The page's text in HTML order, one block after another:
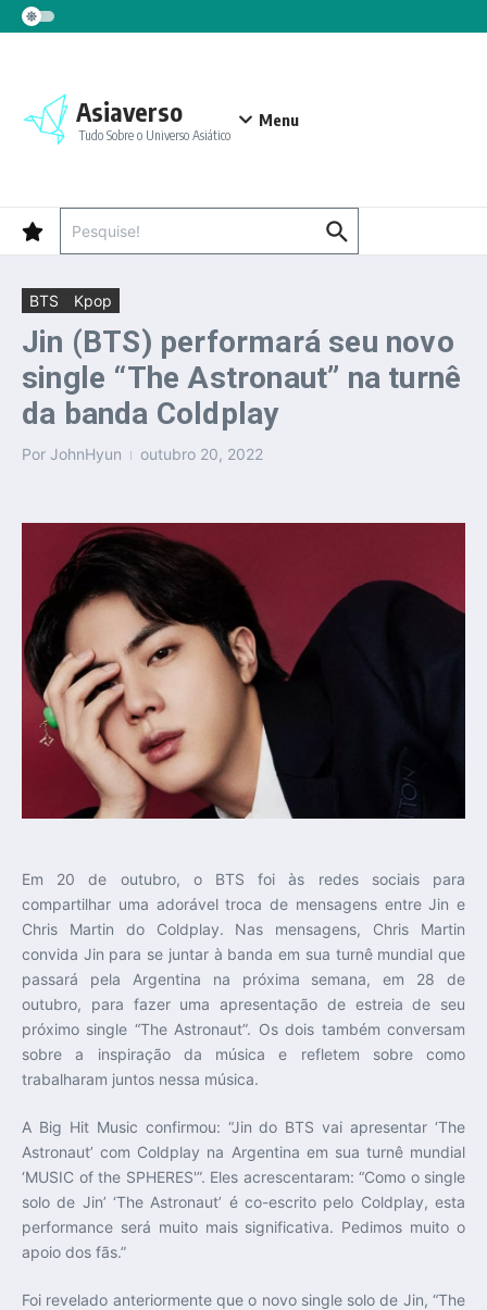
Ir para o conteúdo
Asiaverso
Tudo Sobre o Universo Asiático
Menu
BTS Kpop
Jin (BTS) performará seu novo
single “The Astronaut” na turnê
da banda Coldplay
Por JohnHyun outubro 20, 2022
Em 20 de outubro, o BTS foi às redes sociais para
compartilhar uma adorável troca de mensagens entre Jin e
Chris Martin do Coldplay. Nas mensagens, Chris Martin
convida Jin para se juntar à banda em sua turnê mundial que
passará pela Argentina na próxima semana, em 28 de
outubro, para fazer uma apresentação de estreia de seu
próximo single “The Astronaut”. Os dois também conversam
sobre a inspiração da música e refletem sobre como
trabalharam juntos nessa música.
A Big Hit Music confirmou: “Jin do BTS vai apresentar ‘The
Astronaut’ com Coldplay na Argentina em sua turnê mundial
‘MUSIC of the SPHERES'”. Eles acrescentaram: “Como o single
solo de Jin’ ‘The Astronaut’ é co-escrito pelo Coldplay, esta
performance será muito mais significativa. Pedimos muito o
apoio dos fãs.”
Foi revelado anteriormente que o novo single solo de Jin, “The